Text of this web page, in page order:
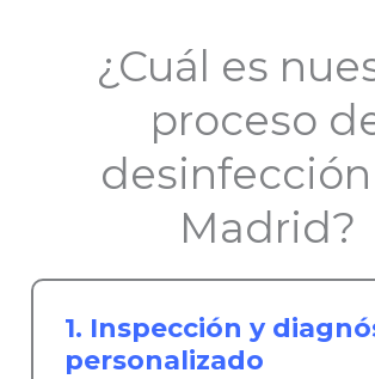
¿Cuál es
proceso
Madrid?
1. Inspección y
personalizado